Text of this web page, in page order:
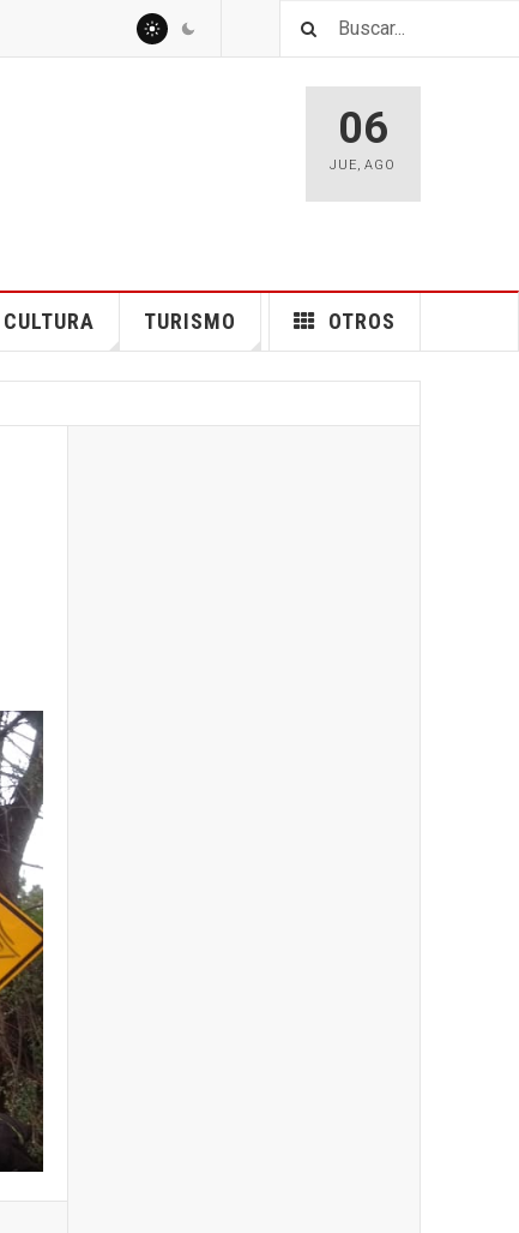
06
JUE,AGO
CULTURA TURISMO OTROS